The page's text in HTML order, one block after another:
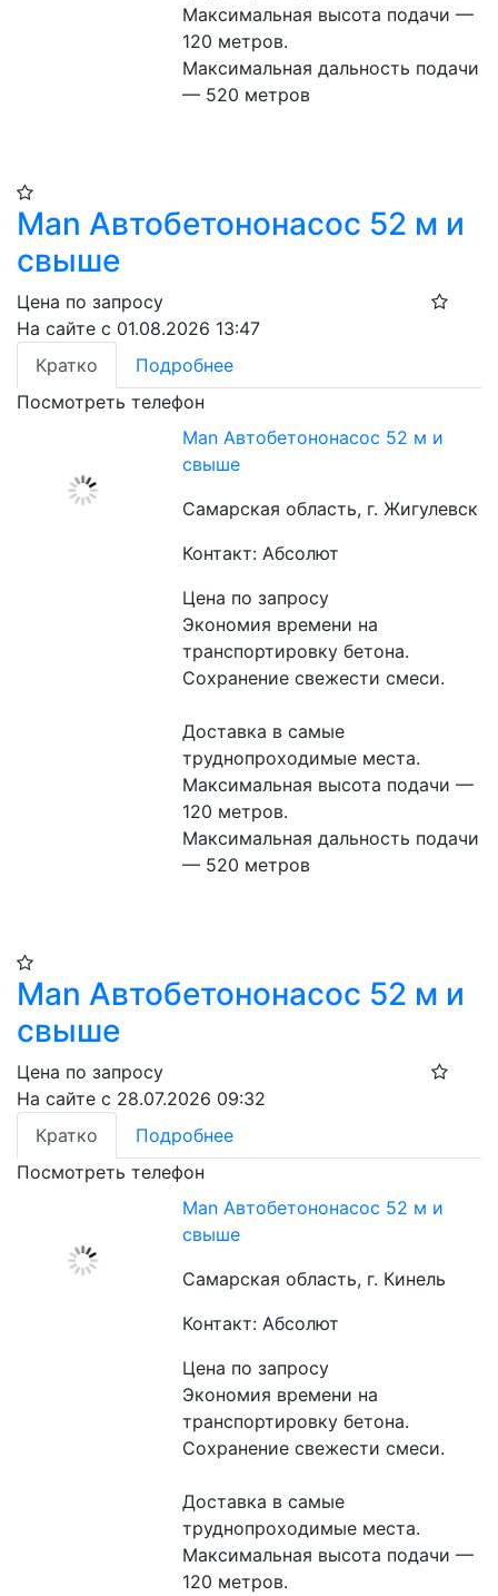
Максимальная высота подачи —
120 метров.
Максимальная дальность подачи
— 520 метров
Man Автобетононасос 52 м и
свыше
Цена по запросу
На сайте с 01.08.2026 13:47
Кратко
Подробнее
Посмотреть телефон
Man Автобетононасос 52 м и
свыше
Самарская область, г. Жигулевск
Контакт: Абсолют
Цена по запросу
Экономия времени на
транспортировку бетона.
Сохранение свежести смеси.
Доставка в самые
труднопроходимые места.
Максимальная высота подачи —
120 метров.
Максимальная дальность подачи
— 520 метров
Man Автобетононасос 52 м и
свыше
Цена по запросу
На сайте с 28.07.2026 09:32
Кратко
Подробнее
Посмотреть телефон
Man Автобетононасос 52 м и
свыше
Самарская область, г. Кинель
Контакт: Абсолют
Цена по запросу
Экономия времени на
транспортировку бетона.
Сохранение свежести смеси.
Доставка в самые
труднопроходимые места.
Максимальная высота подачи —
120 метров.